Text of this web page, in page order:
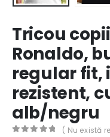
Tricou copii
Ronaldo,
regular fit,
rezistent,
alb/negru
( Nu există